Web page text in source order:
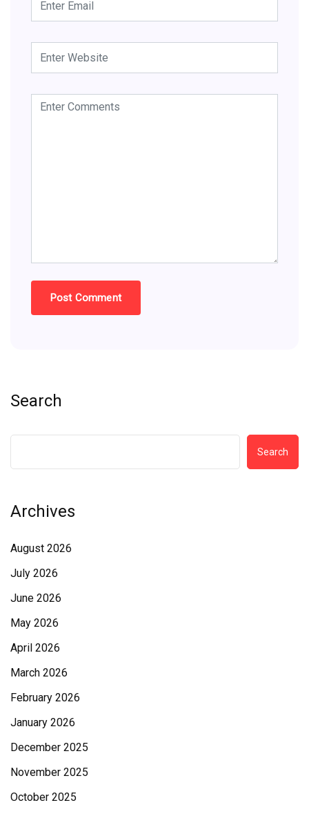
Search
Search
Archives
August 2026
July 2026
June 2026
May 2026
April 2026
March 2026
February 2026
January 2026
December 2025
November 2025
October 2025